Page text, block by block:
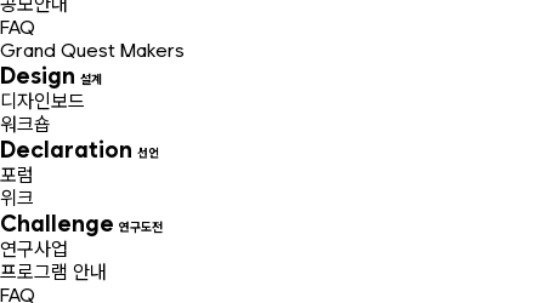
FAQ
Grand Quest Makers
Design 설계
디자인보드
워크숍
Declaration 선언
포럼
위크
Challenge 연구도전
연구사업
프로그램 안내
FAQ